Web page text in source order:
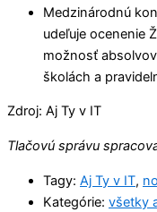
Medzinárodnú
udeľuje ocenenie
možnosť
školách a
Zdroj: Aj Ty v IT
Tlačovú správu
Tagy: Aj Ty v IT,
Kategórie: všetky